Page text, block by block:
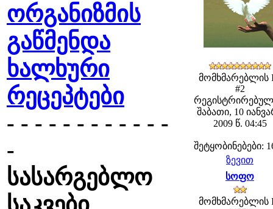
ორგანიზმის
გაწმენდა
ხალხური
რეცეპტები
- - - - - - - - - - - -
-
სასარგებლო
მომხმარებლის
#2
შაბათი, 10
2009 წ. 04:45
შეტყობინებები:
ზევით
სოფო
მომხმარებლის